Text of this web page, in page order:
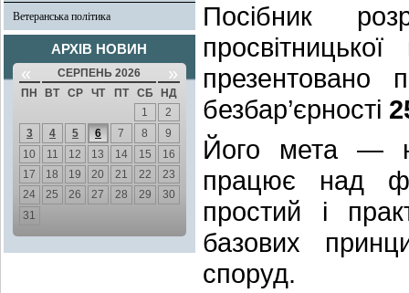
Ветеранська політика
АРХІВ НОВИН
« СЕРПЕНЬ 2026 »
ПН ВТ СР ЧТ ПТ СБ
НД
1
2
3
4 5 6 7 8
9
10
11 12 13 14 15
16
17
18 19 20 21 22
23
24
25 26 27 28 29
30
31
Посібник
презентовано
безбар’єрності
Його мета —
працює над
простий і
базових
споруд.